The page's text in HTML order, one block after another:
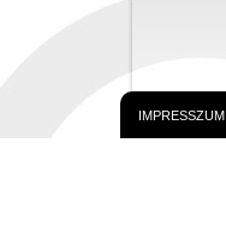
IMPRESSZUM